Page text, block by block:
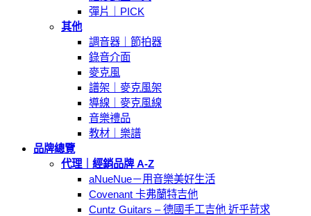
彈片｜PICK
其他
調音器｜節拍器
錄音介面
麥克風
譜架｜麥克風架
導線｜麥克風線
音樂禮品
教材｜樂譜
品牌總覽
代理｜經銷品牌 A-Z
aNueNue－用音樂美好生活
Covenant 卡弗蘭特吉他
Cuntz Guitars – 德國手工吉他 近乎苛求